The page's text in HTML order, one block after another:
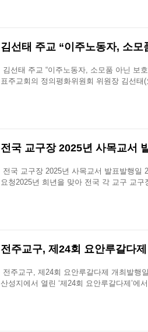
김선태 주교 “이주노동자, 소
김선태 주교 “이주노동자, 소모품 아닌 보
표주교회의 정의평화위원회 위원장 김선
전국 교구장 2025년 사목교서
전국 교구장 2025년 사목교서 발표발행
요청2025년 희년을 맞아 전국 각 교구 교
전주교구, 제24회 요안루갈다
전주교구, 제24회 요안루갈다제 개최발행
산성지에서 열린 ‘제24회 요안루갈다제’